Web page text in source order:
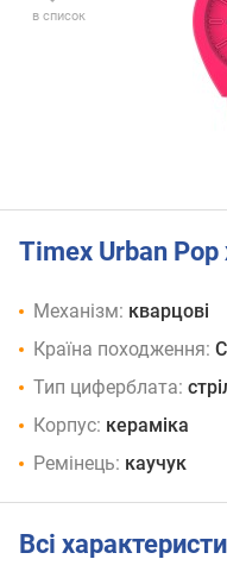
в список
Timex Urban
Механізм: кварцові
Країна походження:
Тип циферблата:
Корпус: кераміка
Ремінець: каучук
Всі